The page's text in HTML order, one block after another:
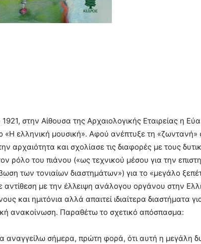
στην Αίθουσα της Αρχαιολογικής Εταιρείας η
«Η ελληνική μουσική». Αφού ανέπτυξε τη «ζωντανή»
αρχαιότητα και σχολίασε τις διαφορές με τους
ρόλο του πιάνου («ως τεχνικού μέσου για την
των τονιαίων διαστημάτων») για το «μεγάλο
αντίθεση με την έλλειψη ανάλογου οργάνου στην
και ημιτόνια αλλά απαιτεί ιδιαίτερα διαστήματα
ανακοίνωση. Παραθέτω το σχετικό απόσπασμα:
αναγγείλω σήμερα, πρώτη φορά, ότι αυτή η μεγάλη